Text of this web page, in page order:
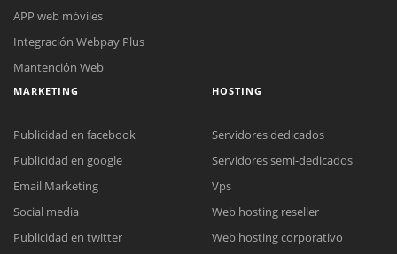
Reunión online
Nuestros ejecutivos le enviarán un correo electrónico con el enlace a
Cotización
Chat Online
Todos nuestros ejecutivos están fuera de línea. Complete el formulario
APP web móviles
Integración Webpay Plus
Mantención Web
MARKETING
Publicidad en facebook
Publicidad en google
Email Marketing
Social media
Publicidad en twitter
HOSTING
Servidores dedicados
Servidores semi-dedicados
Vps
Web hosting reseller
Web hosting corporativo